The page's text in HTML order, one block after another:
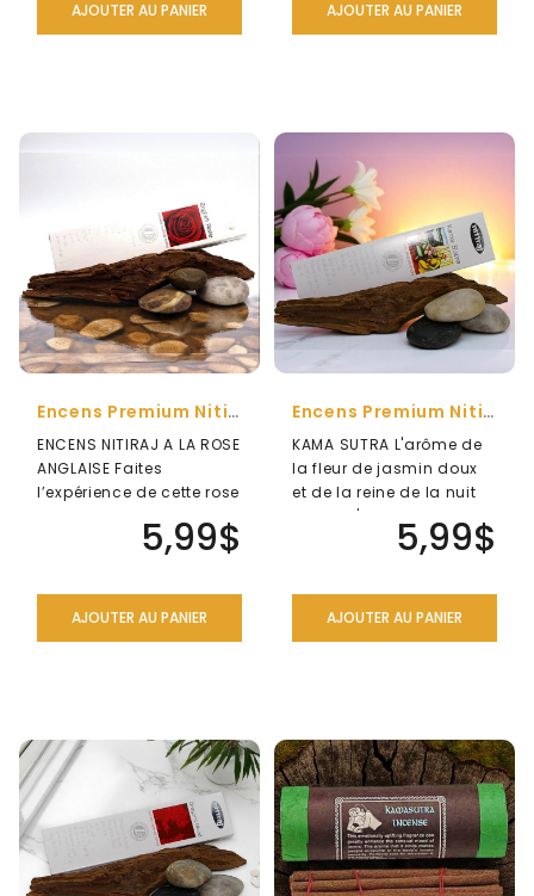
AJOUTER AU PANIER AJOUTER AU PANIER
Encens Premium Nitiraj À La Rose Anglaise
ENCENS NITIRAJ A LA ROSE
ANGLAISE Faites
l’expérience de cette rose
5,99$
AJOUTER AU PANIER
Encens Premium Nitiraj Kama Sutra
KAMA SUTRA L'arôme de
la fleur de jasmin doux
et de la reine de la nuit
remplit l'air de5,99$
AJOUTER AU PANIER